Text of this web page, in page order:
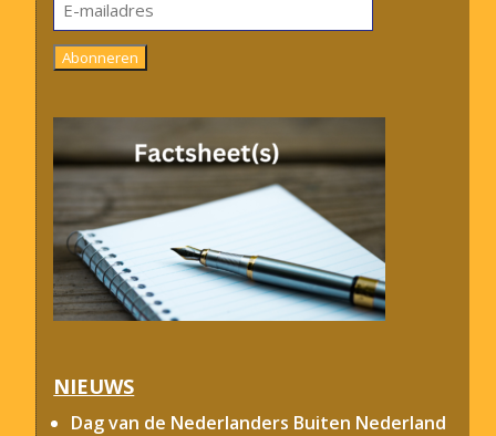
mailadres
Abonneren
NIEUWS
Dag van de Nederlanders Buiten Nederland